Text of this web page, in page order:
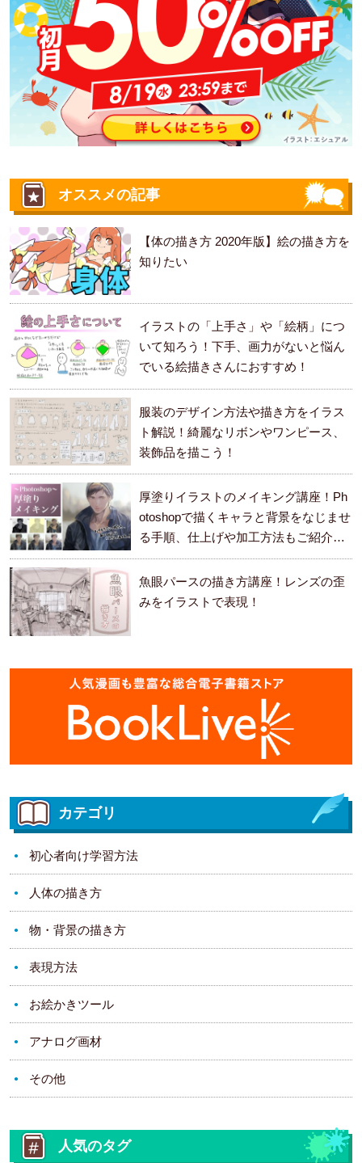
オススメの記事
【体の描き方 2020年版】絵の描き方を
知りたい
イラストの「上手さ」や「絵柄」につ
いて知ろう！下手、画力がないと悩ん
でいる絵描きさんにおすすめ！
服装のデザイン方法や描き方をイラス
ト解説！綺麗なリボンやワンピース、
装飾品を描こう！
厚塗りイラストのメイキング講座！Ph
otoshopで描くキャラと背景をなじませ
る手順、仕上げや加工方法もご紹介し
ます。
魚眼パースの描き方講座！レンズの歪
みをイラストで表現！
カテゴリ
初心者向け学習方法
人体の描き方
物・背景の描き方
表現方法
お絵かきツール
アナログ画材
その他
人気のタグ